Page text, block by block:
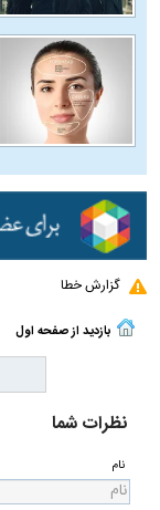
گزارش خطا
بازدید از صفحه اول
نظرات شما
نام